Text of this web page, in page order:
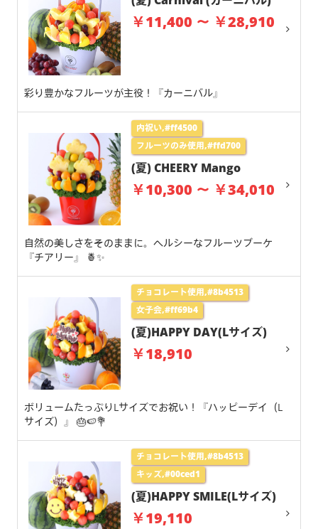
￥11,400 ～ ￥28,910
彩り豊かなフルーツが主役！『カーニバル』
内祝い,#ff4500
フルーツのみ使用,#ffd700
(夏) CHEERY Mango
￥10,300 ～ ￥34,010
自然の美しさをそのままに。ヘルシーなフルーツブーケ
『チアリー』 🍍✨
チョコレート使用,#8b4513
女子会,#ff69b4
(夏)HAPPY DAY(Lサイズ)
￥18,910
ボリュームたっぷりLサイズでお祝い！『ハッピーデイ（L
サイズ）』 🎂🍉💐
チョコレート使用,#8b4513
キッズ,#00ced1
(夏)HAPPY SMILE(Lサイズ)
￥19,110